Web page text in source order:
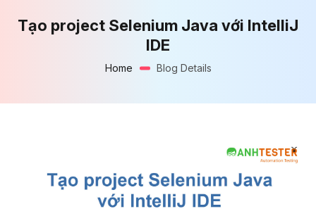
Tạo project Selenium Java với IntelliJ
IDE
Home Blog Details